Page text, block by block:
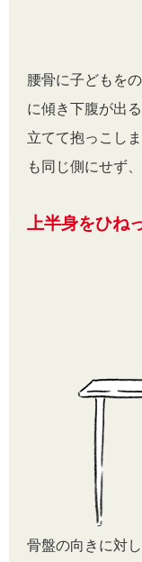
腰骨に子どもを
に傾き下腹が出
立てて抱っこし
も同じ側にせず
上半身をひね
骨盤の向きに対